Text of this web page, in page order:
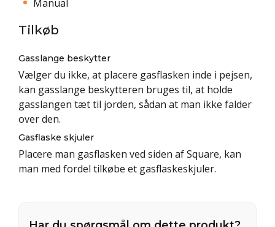
Manual
Tilkøb
Gasslange beskytter
Vælger du ikke, at placere gasflasken inde i pejsen,
kan gasslange beskytteren bruges til, at holde
gasslangen tæt til jorden, sådan at man ikke falder
over den.
Gasflaske skjuler
Placere man gasflasken ved siden af Square, kan
man med fordel tilkøbe et gasflaskeskjuler.